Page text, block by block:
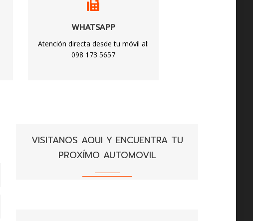
WHATSAPP
Atención directa desde tu móvil al:
098 173 5657
VISITANOS AQUI Y ENCUENTRA TU
PROXÍMO AUTOMOVIL